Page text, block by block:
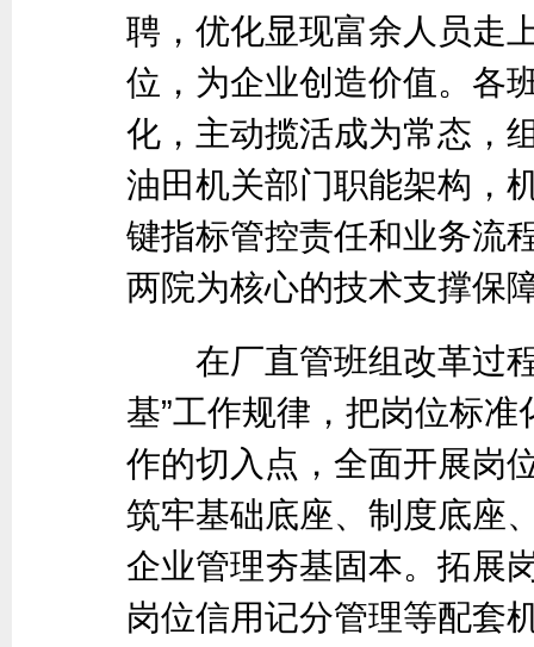
聘，优化显现富余人员走
位，为企业创造价值。各
化，主动揽活成为常态，
油田机关部门职能架构，
键指标管控责任和业务流
两院为核心的技术支撑保
在厂直管班组改革过程
基”工作规律，把岗位标准
作的切入点，全面开展岗
筑牢基础底座、制度底座
企业管理夯基固本。拓展
岗位信用记分管理等配套